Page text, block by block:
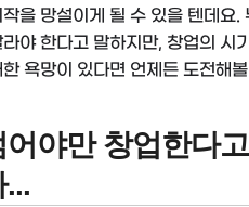
작을 망설이게 될 수 있을 텐데요
라야 한다고 말하지만, 창업의 시
한 욕망이 있다면 언제든 도전해
어야만 창업한다
...